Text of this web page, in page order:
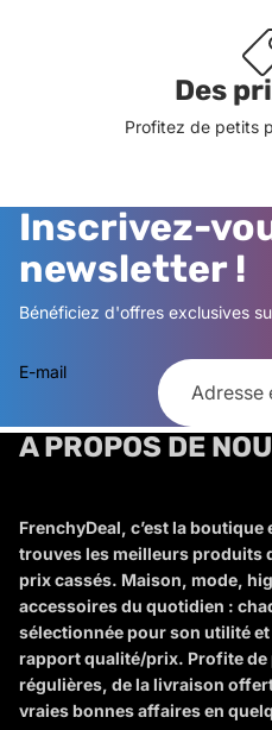
Des
Profitez de petits
Inscrivez-
newsletter !
Bénéficiez d'offres exclusives
E-mail
A PROPOS DE
FrenchyDeal, c’est la boutique
trouves les meilleurs produits
prix cassés. Maison, mode,
accessoires du quotidien :
sélectionnée pour son utilité
rapport qualité/prix. Profite
régulières, de la livraison
vraies bonnes affaires en